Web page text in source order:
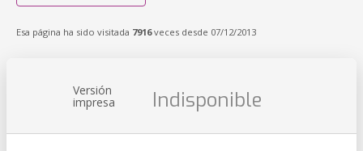
Esa página ha sido visitada 7916veces desde 07/12/2013
Versión
impresa Indisponible